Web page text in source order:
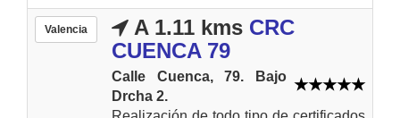
Valencia A 1.11 kms CRC
CUENCA 79
Calle Cuenca, 79. Bajo
Drcha 2.